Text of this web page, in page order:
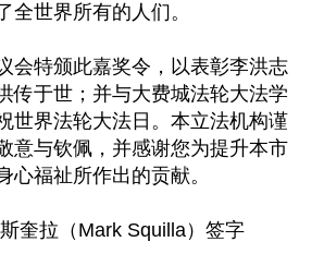
全世界所有的人们。
会特颁此嘉奖令，以表彰李洪志
传于世；并与大费城法轮大法学
世界法轮大法日。本立法机构谨
意与钦佩，并感谢您为提升本市
心福祉所作出的贡献。
奎拉（Mark Squilla）签字